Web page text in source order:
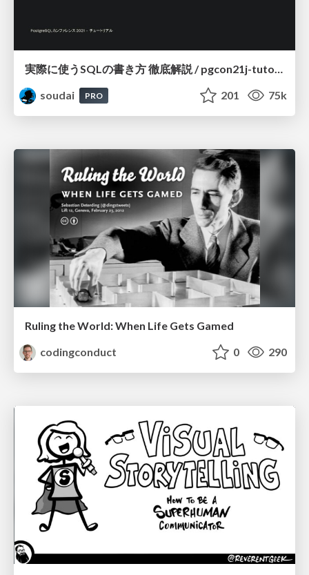
soudai
PRO 201 75k
Ruling the World: When Life Gets Gamed
codingconduct
0 290